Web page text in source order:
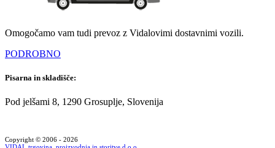
Omogočamo vam tudi prevoz z Vidalovimi dostavnimi vozili.
PODROBNO
Pisarna in skladišče:
Pod jelšami 8, 1290 Grosuplje, Slovenija
Copyright © 2006 - 2026
VIDAL trgovina, proizvodnja in storitve d.o.o.